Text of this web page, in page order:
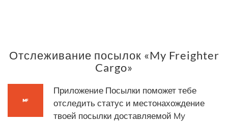
Отслеживание посылок «My Freighter
Cargo»
Приложение Посылки поможет тебе
отследить статус и местонахождение
твоей посылки доставляемой My